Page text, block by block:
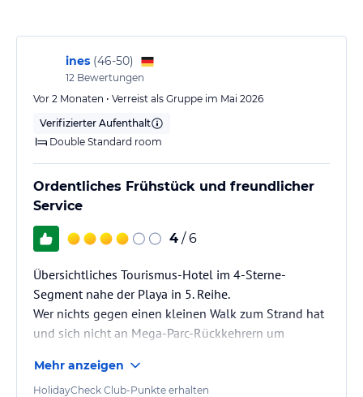
ines (46-50)
12 Bewertungen
Vor 2 Monaten • Verreist als Gruppe im Mai 2026
Verifizierter Aufenthalt
Double Standard room
Ordentliches Frühstück und freundlicher
Service
4 / 6
Übersichtliches Tourismus-Hotel im 4-Sterne-
Segment nahe der Playa in 5. Reihe.
Wer nichts gegen einen kleinen Walk zum Strand hat
und sich nicht an Mega-Parc-Rückkehrern um
Wermutstropfen für mich: ich hatte im Reisezeitraum
Geburtstag, vom Hotel gab es als kleine
Mehr anzeigen
HolidayCheck Club-Punkte erhalten